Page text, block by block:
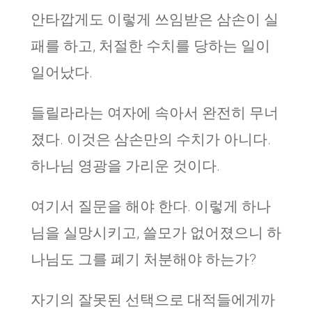
안타깝게도 이렇게 쓰임받은 삼손이 실
패를 하고, 처절한 수치를 당하는 일이
일어났다.
들릴라라는 여자에 속아서 완전히 무너
졌다. 이것은 삼손만의 수치가 아니다.
하나님 영광을 가리운 것이다.
여기서 질문을 해야 한다. 이렇게 하나
님을 실망시키고, 쓸모가 없어졌으니 하
나님도 그를 폐기 처분해야 하는가?
자기의 잘못된 선택으로 대적들에게까